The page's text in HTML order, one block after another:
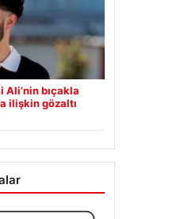
Ali’nin bıçakla
ilişkin gözaltı